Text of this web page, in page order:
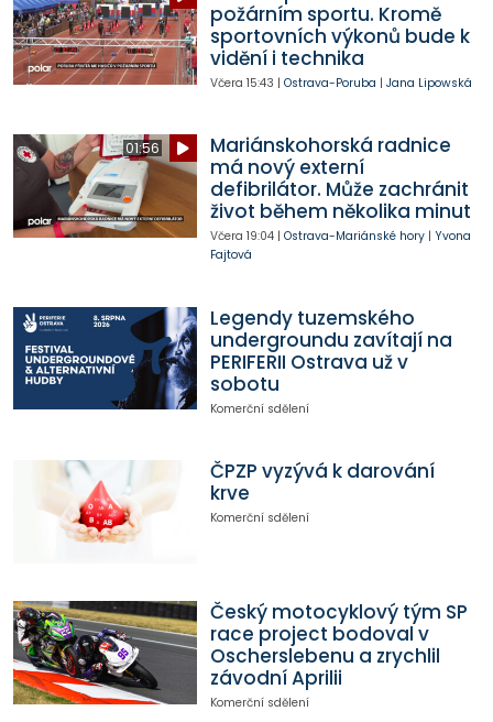
požárním sportu. Kromě
sportovních výkonů bude k
vidění i technika
Včera 15:43 | Ostrava-Poruba | Jana Lipowská
01:56
Mariánskohorská radnice
má nový externí
defibrilátor. Může zachránit
život během několika minut
Včera 19:04| Ostrava-Mariánské hory| Yvona
Fajtová
Legendy tuzemského
undergroundu zavítají na
PERIFERII Ostrava už v
sobotu
Komerční sdělení
ČPZP vyzývá k darování
krve
Komerční sdělení
Český motocyklový tým SP
race project bodoval v
Oscherslebenu a zrychlil
závodní Aprilii
Komerční sdělení